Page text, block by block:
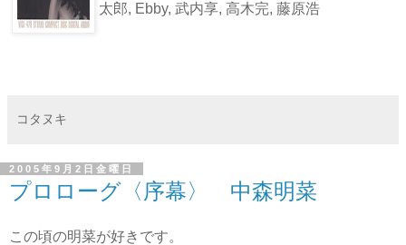
太郎, Ebby, 武内享, 高木完, 藤原浩
コタヌキ
2005年9月2日金曜日
プロローグ〈序幕〉 中森明菜
この頃の明菜が好きです。